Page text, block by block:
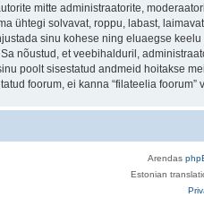
mitte administraatorite,
ühtegi solvavat, roppu, labast,
sinu kohese ning eluaegse
nõustud, et veebihalduril,
poolt sisestatud andmeid hoitakse
foorum, ei kanna “filateelia
Arendas
Estonian